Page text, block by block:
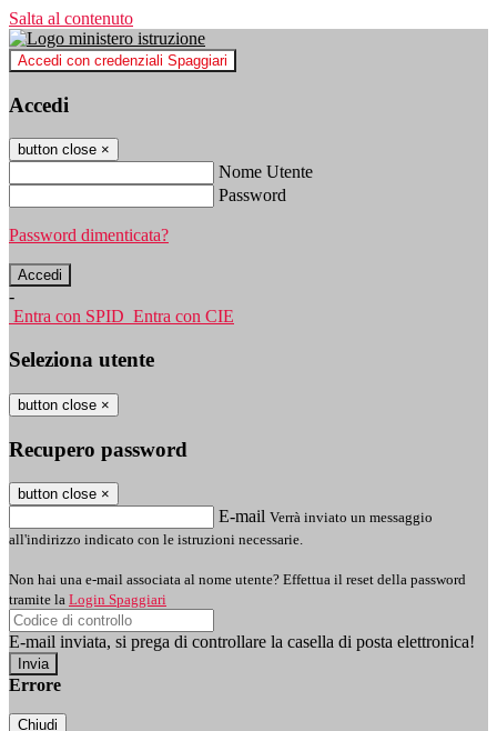
Salta al contenuto
Accedi con credenziali Spaggiari
Accedi
button close ×
Nome Utente
Password
Password dimenticata?
-
Entra con SPID Entra con CIE
Seleziona utente
button close ×
Recupero password
button close ×
E-mail Verrà inviato un messaggio
all'indirizzo indicato con le istruzioni necessarie.
Non hai una e-mail associata al nome utente? Effettua il reset della password
tramite la Login Spaggiari
E-mail inviata, si prega di controllare la casella di posta elettronica!
Errore
Chiudi